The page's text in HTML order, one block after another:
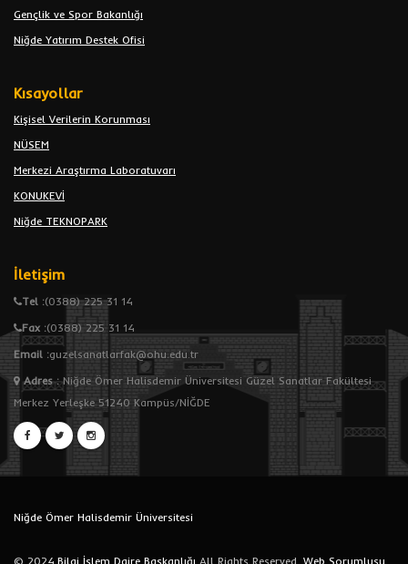
Gençlik ve Spor Bakanlığı
Niğde Yatırım Destek Ofisi
Kısayollar
Kişisel Verilerin Korunması
NÜSEM
Merkezi Araştırma Laboratuvarı
KONUKEVİ
Niğde TEKNOPARK
İletişim
Tel :(0388) 225 31 14
Fax :(0388) 225 31 14
Email :guzelsanatlarfak@ohu.edu.tr
Adres:Niğde Ömer Halisdemir Üniversitesi Güzel Sanatlar Fakültesi
Merkez Yerleşke 51240 Kampüs/NİĞDE
Niğde Ömer Halisdemir Üniversitesi
© 2024. Bilgi İşlem Daire Başkanlığı All Rights Reserved. Web Sorumlusu